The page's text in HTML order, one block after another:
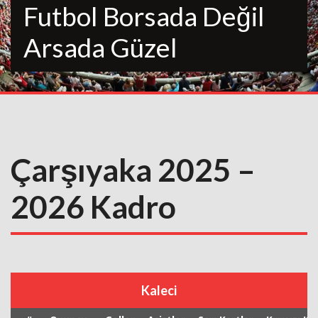
Futbol Borsada Değil
Arsada Güzel
Çarşıyaka 2025 –
2026 Kadro
Kaleci